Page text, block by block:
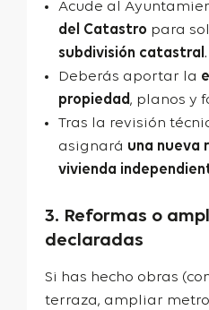
Acude al
del Catastro para
subdivisión catastral .
Deberás aportar la
propiedad, planos y
Tras la revisión
asignará una nueva
vivienda
3. Reformas o
declaradas
Si has hecho obras
terraza, ampliar